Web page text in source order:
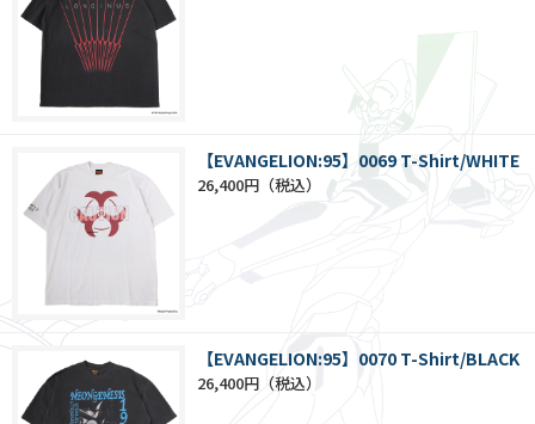
【EVANGELION:95】0069 T-Shirt/WHITE
26,400円
【EVANGELION:95】0070 T-Shirt/BLACK
26,400円